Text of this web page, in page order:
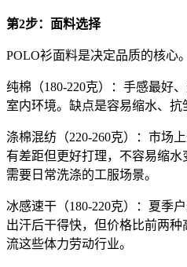
第2步：面料选择
POLO衫面料是决定品质的核心
纯棉（180-220克）：手感最好
室内环境。缺点是容易缩水、抗
涤棉混纺（220-260克）：市场
有差距但更好打理，不容易缩
需要日常洗涤的工服场景。
冰感速干（180-220克）：夏季
出汗后干得快，但价格比前两种
流这些体力劳动行业。